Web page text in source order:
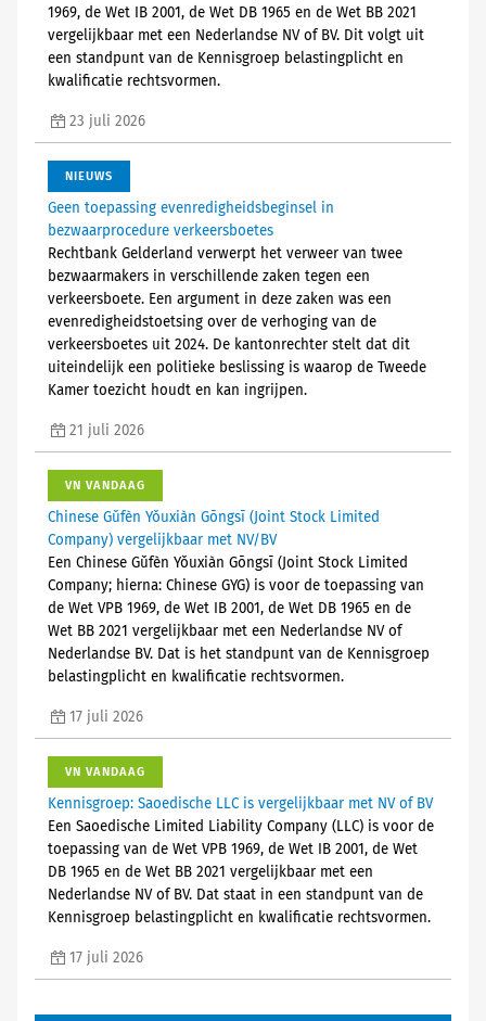
1969, de Wet IB 2001, de Wet DB 1965 en de Wet BB 2021
vergelijkbaar met een Nederlandse NV of BV. Dit volgt uit
een standpunt van de Kennisgroep belastingplicht en
kwalificatie rechtsvormen.
23 juli 2026
NIEUWS
Geen toepassing evenredigheidsbeginsel in
bezwaarprocedure verkeersboetes
Rechtbank Gelderland verwerpt het verweer van twee
bezwaarmakers in verschillende zaken tegen een
verkeersboete. Een argument in deze zaken was een
evenredigheidstoetsing over de verhoging van de
verkeersboetes uit 2024. De kantonrechter stelt dat dit
uiteindelijk een politieke beslissing is waarop de Tweede
Kamer toezicht houdt en kan ingrijpen.
21 juli 2026
VN VANDAAG
Chinese Gǔfèn Yǒuxiàn Gōngsī (Joint Stock Limited
Company) vergelijkbaar met NV/BV
Een Chinese Gǔfèn Yǒuxiàn Gōngsī (Joint Stock Limited
Company; hierna: Chinese GYG) is voor de toepassing van
de Wet VPB 1969, de Wet IB 2001, de Wet DB 1965 en de
Wet BB 2021 vergelijkbaar met een Nederlandse NV of
Nederlandse BV. Dat is het standpunt van de Kennisgroep
belastingplicht en kwalificatie rechtsvormen.
17 juli 2026
VN VANDAAG
Kennisgroep: Saoedische LLC is vergelijkbaar met NV of BV
Een Saoedische Limited Liability Company (LLC) is voor de
toepassing van de Wet VPB 1969, de Wet IB 2001, de Wet
DB 1965 en de Wet BB 2021 vergelijkbaar met een
Nederlandse NV of BV. Dat staat in een standpunt van de
Kennisgroep belastingplicht en kwalificatie rechtsvormen.
17 juli 2026